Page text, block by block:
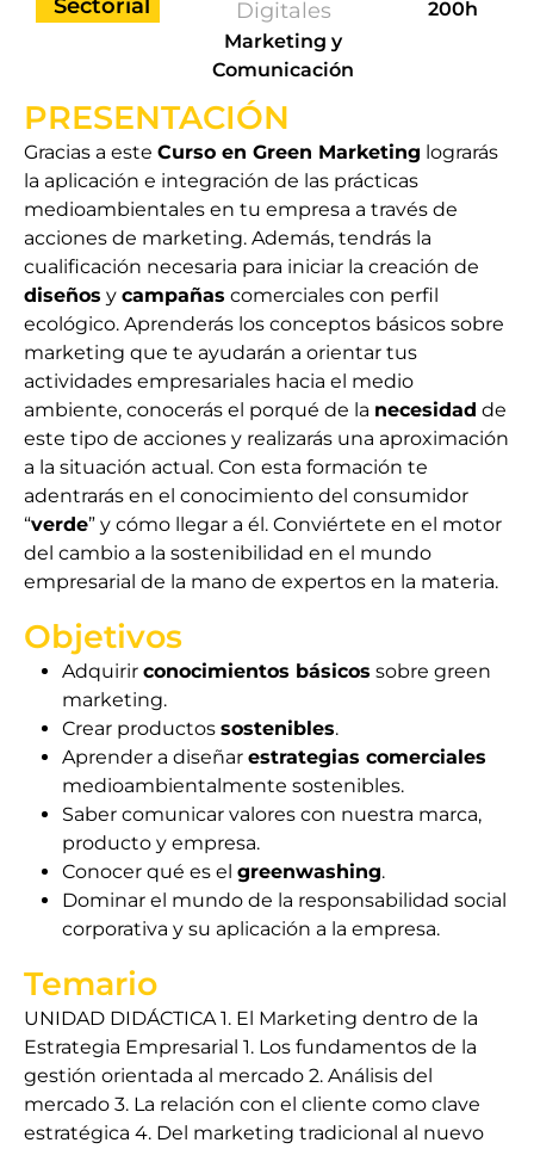
Sectorial
Digitales
Marketing y
Comunicación
200h
PRESENTACIÓN
Gracias a este Curso en Green Marketing lograrás
la aplicación e integración de las prácticas
medioambientales en tu empresa a través de
acciones de marketing. Además, tendrás la
cualificación necesaria para iniciar la creación de
diseños y campañas comerciales con perfil
ecológico. Aprenderás los conceptos básicos sobre
marketing que te ayudarán a orientar tus
actividades empresariales hacia el medio
ambiente, conocerás el porqué de la necesidad de
este tipo de acciones y realizarás una aproximación
a la situación actual. Con esta formación te
adentrarás en el conocimiento del consumidor
“verde” y cómo llegar a él. Conviértete en el motor
del cambio a la sostenibilidad en el mundo
empresarial de la mano de expertos en la materia.
Objetivos
Adquirir conocimientos básicos sobre green
marketing.
Crear productos sostenibles.
Aprender a diseñar estrategias comerciales
medioambientalmente sostenibles.
Saber comunicar valores con nuestra marca,
producto y empresa.
Conocer qué es el greenwashing.
Dominar el mundo de la responsabilidad social
corporativa y su aplicación a la empresa.
Temario
UNIDAD DIDÁCTICA 1. El Marketing dentro de la
Estrategia Empresarial 1. Los fundamentos de la
gestión orientada al mercado 2. Análisis del
mercado 3. La relación con el cliente como clave
estratégica 4. Del marketing tradicional al nuevo